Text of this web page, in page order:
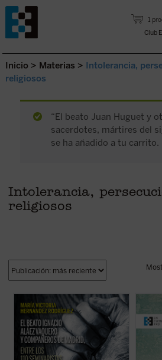
1
Club
Saltar al contenido.
Inicio > Materias > Intolerancia,
religiosos
“El beato Juan Huguet y
sacerdotes, mártires del
se ha añadido a tu carrito.
Intolerancia,
religiosos
La beatificación de estos 11 mártires, en
2026, coincide con el noventa aniversario
de la explosión sangrienta, en 1936, de la
persecución del siglo XX en España. La
postuladora de su Causa de beatificación
presenta aquí una breve pero ...
(ver ficha)
Este es el
siglo XX
hermosa
conocer
siglo XX